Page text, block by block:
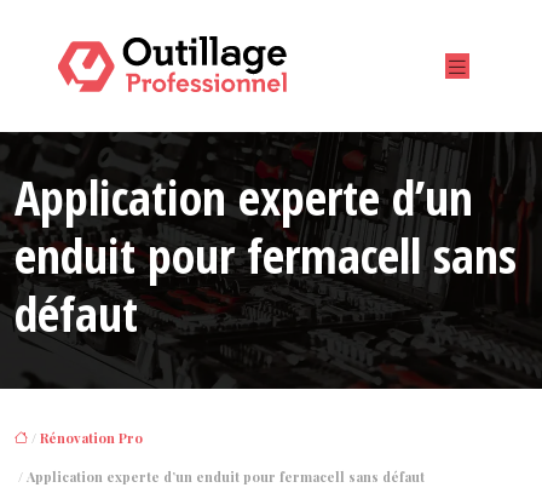
Application experte d’un
enduit pour fermacell sans
défaut
/ Rénovation Pro
/ Application experte d’un enduit pour fermacell sans défaut